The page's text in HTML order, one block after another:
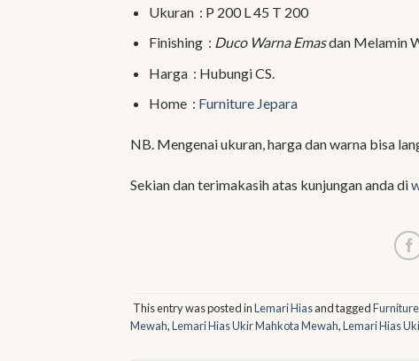
Ukuran : P 200 L 45 T 200
Finishing : Duco Warna Emasdan Melamin
Harga : Hubungi CS.
Home : Furniture Jepara
NB. Mengenai ukuran, harga dan warna bisa
Sekian dan terimakasih atas kunjungan anda di
This entry was posted inLemari Hiasand tagged
Mewah,Lemari Hias Ukir Mahkota Mewah,Lemari Hias